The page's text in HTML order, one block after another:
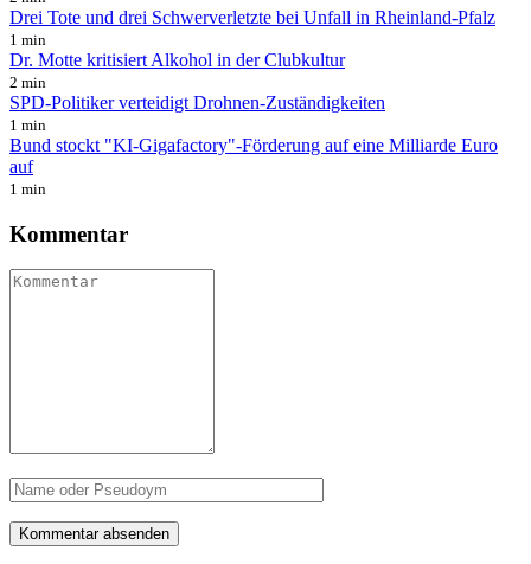
Drei Tote und drei Schwerverletzte bei Unfall in Rheinland-Pfalz
1 min
Dr. Motte kritisiert Alkohol in der Clubkultur
2 min
SPD-Politiker verteidigt Drohnen-Zuständigkeiten
1 min
Bund stockt "KI-Gigafactory"-Förderung auf eine Milliarde Euro
auf
1 min
Kommentar